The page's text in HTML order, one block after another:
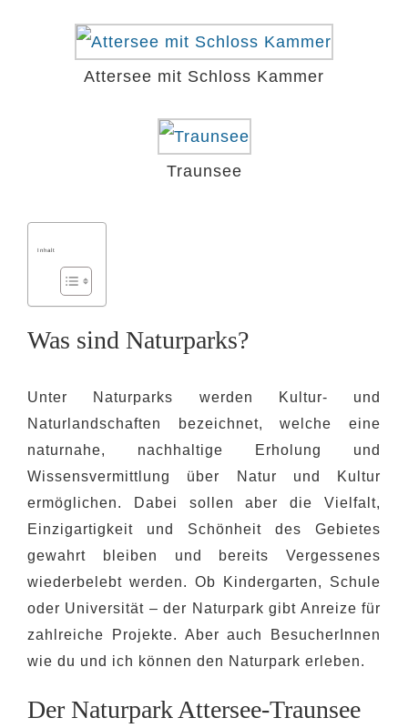
Attersee mit Schloss Kammer
Traunsee
Inhalt
Was sind Naturparks?
Unter Naturparks werden Kultur- und
Naturlandschaften bezeichnet, welche eine
naturnahe, nachhaltige Erholung und
Wissensvermittlung über Natur und Kultur
ermöglichen. Dabei sollen aber die Vielfalt,
Einzigartigkeit und Schönheit des Gebietes
gewahrt bleiben und bereits Vergessenes
wiederbelebt werden. Ob Kindergarten, Schule
oder Universität – der Naturpark gibt Anreize für
zahlreiche Projekte. Aber auch BesucherInnen
wie du und ich können den Naturpark erleben.
Der Naturpark Attersee-Traunsee